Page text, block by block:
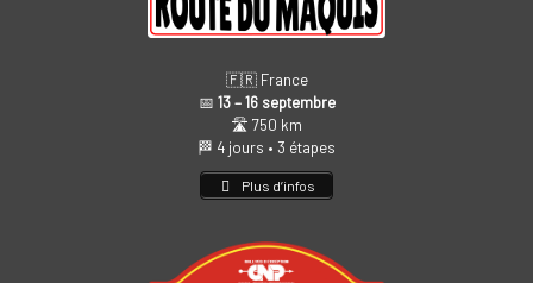
🇫🇷 France
📅 13 – 16 septembre
🛣️ 750 km
🏁 4 jours • 3 étapes
Plus d’infos